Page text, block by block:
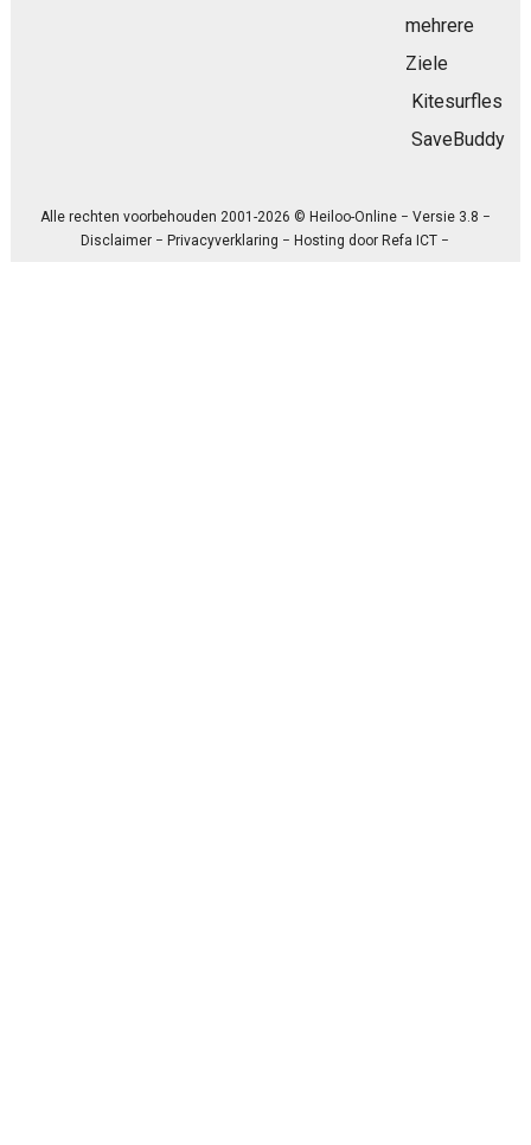
mehrere
Ziele
Kitesurfles
SaveBuddy
Alle rechten voorbehouden 2001-2026 © Heiloo-Online − Versie 3.8 −
Disclaimer −Privacyverklaring − Hosting doorRefa ICT −